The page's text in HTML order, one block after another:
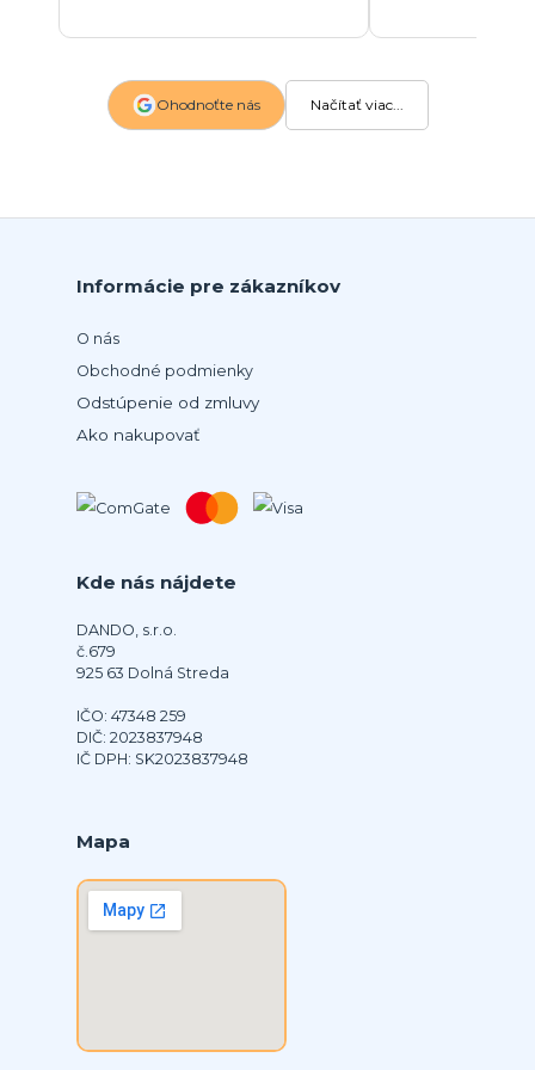
Ohodnoťte nás Načítať viac...
Informácie pre zákazníkov
O nás
Obchodné podmienky
Odstúpenie od zmluvy
Ako nakupovať
Kde nás nájdete
DANDO, s.r.o.
č.679
925 63 Dolná Streda
IČO: 47348 259
DIČ: 2023837948
IČ DPH: SK2023837948
Mapa